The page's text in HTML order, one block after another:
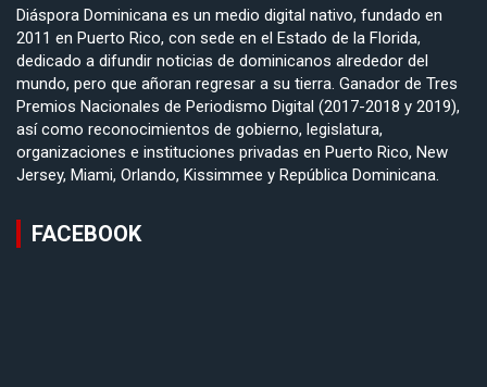
Diáspora Dominicana es un medio digital nativo, fundado en
2011 en Puerto Rico, con sede en el Estado de la Florida,
dedicado a difundir noticias de dominicanos alrededor del
mundo, pero que añoran regresar a su tierra. Ganador de Tres
Premios Nacionales de Periodismo Digital (2017-2018 y 2019),
así como reconocimientos de gobierno, legislatura,
organizaciones e instituciones privadas en Puerto Rico, New
Jersey, Miami, Orlando, Kissimmee y República Dominicana.
FACEBOOK